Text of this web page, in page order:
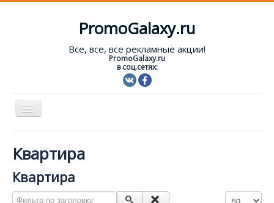
PromoGalaxy.ru
Все, все, все рекламные акции!
PromoGalaxy.ru
в соц.сетях:
Включить/
Текущие акции
Форум
Квартира
Квартира
Фильтр по заголовку Кол-во